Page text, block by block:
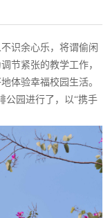
识余心乐，将谓偷闲
节紧张的教学工作，
体验幸福校园生活。
公园进行了，以“携手